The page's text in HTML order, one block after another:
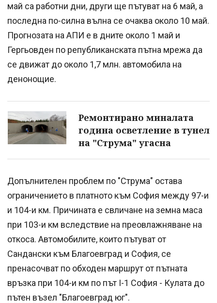
май са работни дни, други ще пътуват на 6 май, а
последна по-силна вълна се очаква около 10 май.
Прогнозата на АПИ е в дните около 1 май и
Гергьовден по републиканската пътна мрежа да
се движат до около 1,7 млн. автомобила на
денонощие.
Ремонтирано миналата
година осветление в тунел
на "Струма" угасна
Допълнителен проблем по "Струма" остава
ограничението в платното към София между 97-и
и 104-и км. Причината е свличане на земна маса
при 103-и км вследствие на преовлажняване на
откоса. Автомобилите, които пътуват от
Сандански към Благоевград и София, се
пренасочват по обходен маршрут от пътната
връзка при 104-и км по път I-1 София - Кулата до
пътен възел "Благоевград юг".